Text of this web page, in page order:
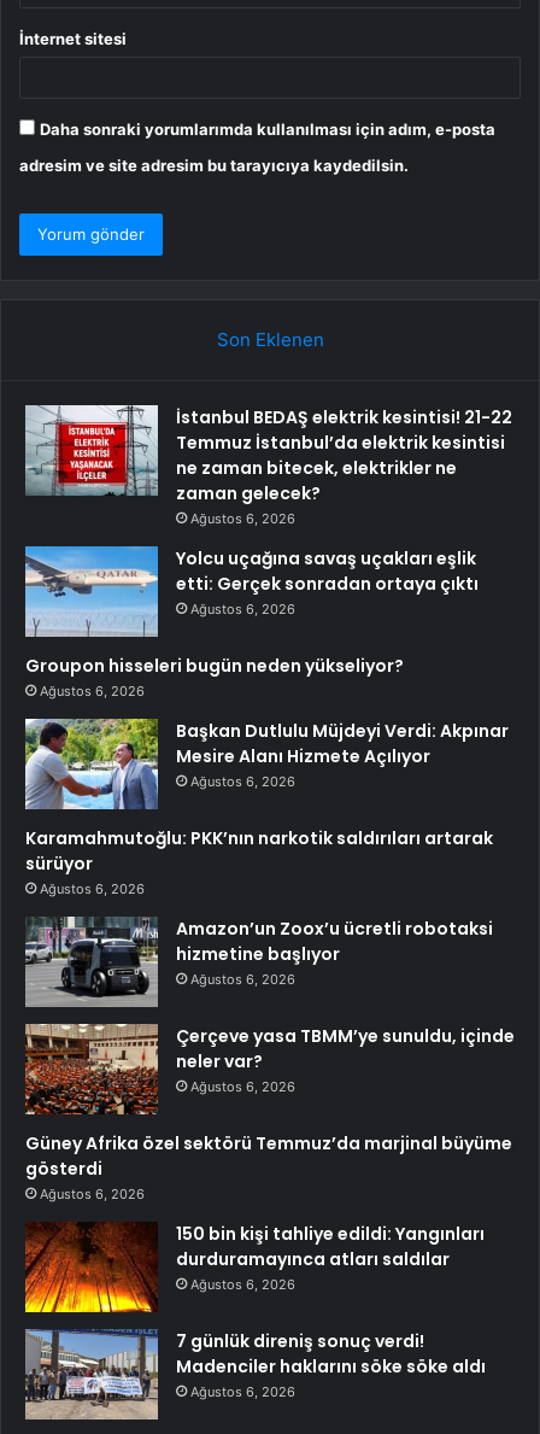
İnternet sitesi
Daha sonraki yorumlarımda kullanılması için adım, e-posta
adresim ve site adresim bu tarayıcıya kaydedilsin.
Son Eklenen
İstanbul BEDAŞ elektrik kesintisi! 21-22
Temmuz İstanbul’da elektrik kesintisi
ne zaman bitecek, elektrikler ne
zaman gelecek?
Ağustos 6, 2026
Yolcu uçağına savaş uçakları eşlik
etti: Gerçek sonradan ortaya çıktı
Ağustos 6, 2026
Groupon hisseleri bugün neden yükseliyor?
Ağustos 6, 2026
Başkan Dutlulu Müjdeyi Verdi: Akpınar
Mesire Alanı Hizmete Açılıyor
Ağustos 6, 2026
Karamahmutoğlu: PKK’nın narkotik saldırıları artarak
sürüyor
Ağustos 6, 2026
Amazon’un Zoox’u ücretli robotaksi
hizmetine başlıyor
Ağustos 6, 2026
Çerçeve yasa TBMM’ye sunuldu, içinde
neler var?
Ağustos 6, 2026
Güney Afrika özel sektörü Temmuz’da marjinal büyüme
gösterdi
Ağustos 6, 2026
150 bin kişi tahliye edildi: Yangınları
durduramayınca atları saldılar
Ağustos 6, 2026
7 günlük direniş sonuç verdi!
Madenciler haklarını söke söke aldı
Ağustos 6, 2026